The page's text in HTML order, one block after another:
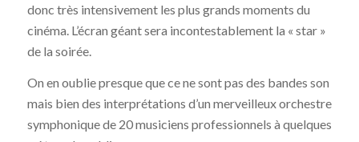
donc très intensivement les plus grands moments du
cinéma. L’écran géant sera incontestablement la « star »
de la soirée.
On en oublie presque que ce ne sont pas des bandes son
mais bien des interprétations d’un merveilleux orchestre
symphonique de 20 musiciens professionnels à quelques